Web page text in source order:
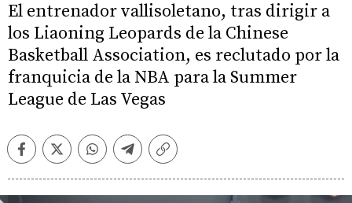
El entrenador vallisoletano, tras dirigir a
los Liaoning Leopards de la Chinese
Basketball Association, es reclutado por la
franquicia de la NBA para la Summer
League de Las Vegas
FacebookTwitterWhatsappTelegramCopiar